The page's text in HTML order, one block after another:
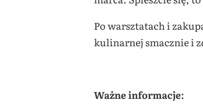
Po warsztatach i
kulinarnej smacznie i
Ważne informacje: